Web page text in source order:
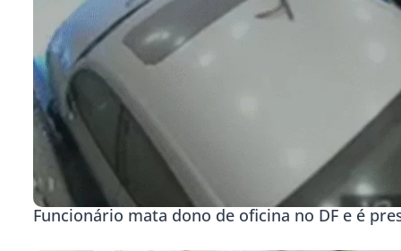
Funcionário mata dono de oficina no DF e é